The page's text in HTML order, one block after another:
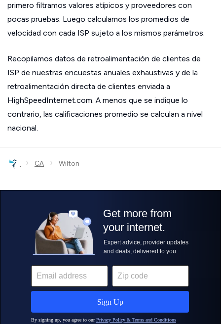
primero filtramos valores atípicos y proveedores con
pocas pruebas. Luego calculamos los promedios de
velocidad con cada ISP sujeto a los mismos parámetros.
Recopilamos datos de retroalimentación de clientes de
ISP de nuestras encuestas anuales exhaustivas y de la
retroalimentación directa de clientes enviada a
HighSpeedInternet.com. A menos que se indique lo
contrario, las calificaciones promedio se calculan a nivel
nacional.
› CA › Wilton